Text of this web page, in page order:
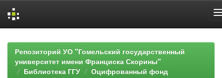
navigationРепозиторий УО "Гомельский государственный
университет имени Франциска Скорины"
Библиотека ГГУ
Оцифрованный фонд